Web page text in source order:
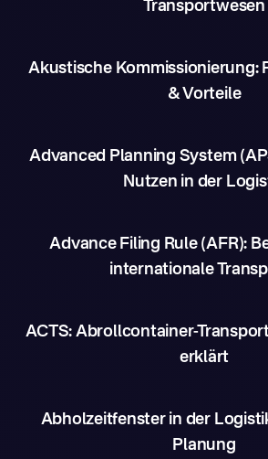
Transportwesen
Akustische Kommissionierung:
& Vorteile
Advanced Planning System
Nutzen in der
Advance Filing Rule (AFR):
internationale
ACTS: Abrollcontainer-
erklärt
Abholzeitfenster in der
Planung